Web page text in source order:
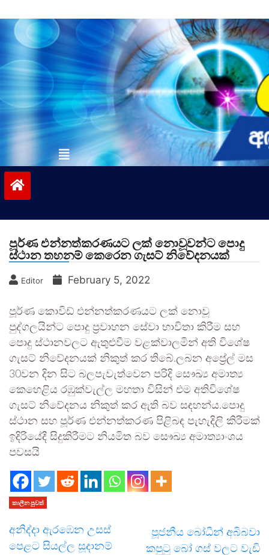
to
contentvinivida.lk
පූර්ණ එන්නත්කරණයට ලක් නොවූවන්ට පොදු
ස්ථාන තහනම් කෙරෙන ගැසට් නිවේදනයක්
Editor February 5, 2022
පූර්ණ කොවිඩ් එන්නත්කරණයට ලක් නොවූ
පුද්ගලයින්‍ට පොදු ප්‍රවාහන සේවා භාවිතා කිරීම සහ
පොදු ස්ථානවලට ඇතුළුවීම වළක්වාලමින් අති විශේෂ
ගැසට් නිවේදනයක් නිකුත් කර තිබේ.ලබන අප්‍රේල් මස
30වන දින සිට බලපැවැත්වෙන පරිදි සෞඛ්‍ය අමාත්‍ය
කෙහෙළිය රඹුක්වැල්ල මහතා විසින් එම අතිවිශේෂ
ගැසට් නිවේදනය නිකුත් කර ඇති බව සඳහන්ය.පොදු
ස්ථාන සහ පූර්ණ එන්නත්කරණ පිළිබඳ පැහැදිලි කිරීමක්
ඉදිරියේදී සිදුකිරීමට නියමිත බව සෞඛ්‍ය අමාත්‍යාංශය
පවසයි
කාලීන පුවත්
අනිද්දා ඇරඹෙන උසස්
පෙළට සියල්ල සූදානම්
පූජනීය බෝධීන් අබිබවා
කපුටු බෝ ගස් වලට වැඩි